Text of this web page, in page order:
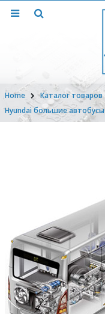
Home
Каталог товаров
Hyundai большие автобусы